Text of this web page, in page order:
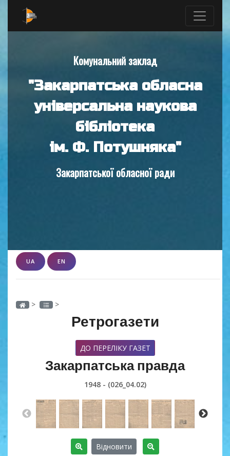
Комунальний заклад
"Закарпатська обласна
універсальна наукова
бібліотека
ім. Ф. Потушняка"
Закарпатської обласної ради
UA EN
> >
Ретрогазети
ДО ПЕРЕЛІКУ ГАЗЕТ
Закарпатська правда
1948 - (026_04.02)
Відновити